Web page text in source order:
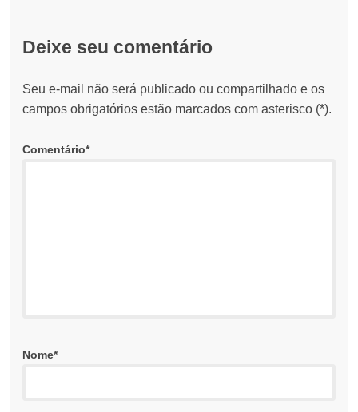
Deixe seu comentário
Seu e-mail não será publicado ou compartilhado e os
campos obrigatórios estão marcados com asterisco (*).
Comentário*
Nome*